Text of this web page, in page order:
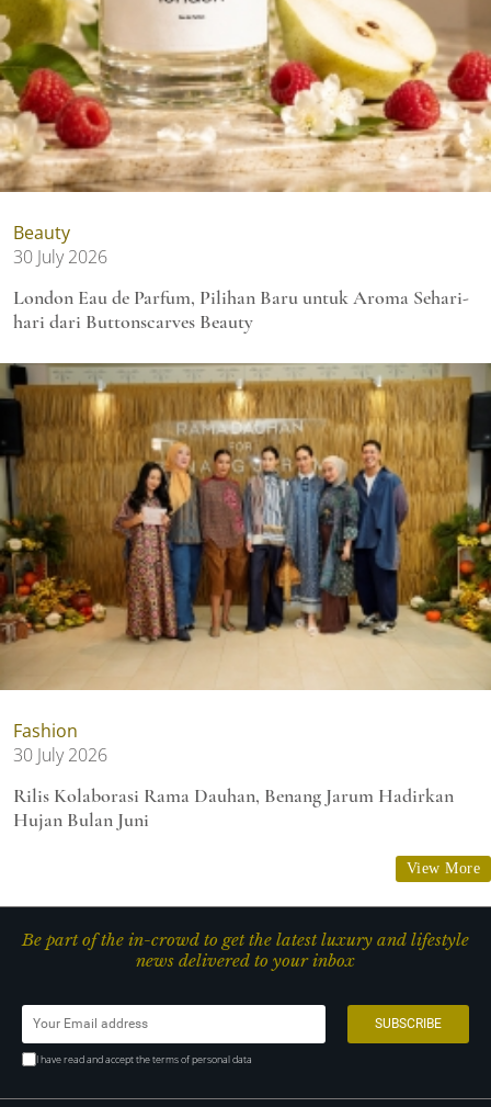
Beauty
30 July 2026
London Eau de Parfum, Pilihan Baru untuk Aroma Sehari-
hari dari Buttonscarves Beauty
Fashion
30 July 2026
Rilis Kolaborasi Rama Dauhan, Benang Jarum Hadirkan
Hujan Bulan Juni
View More
Be part of the in-crowd to get the latest luxury and lifestyle
news delivered to your inbox
I have read and accept the terms of personal data